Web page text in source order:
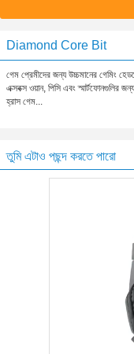
Diamond Core Bit
গেম প্রেমীদের জন্য উচ্চমানের গেমিং
এক্সবক্স ওয়ান, পিসি এবং স্মার্টফোনগুলির
হ্রাস গেম...
তুমি এটাও পছন্দ করতে পারো